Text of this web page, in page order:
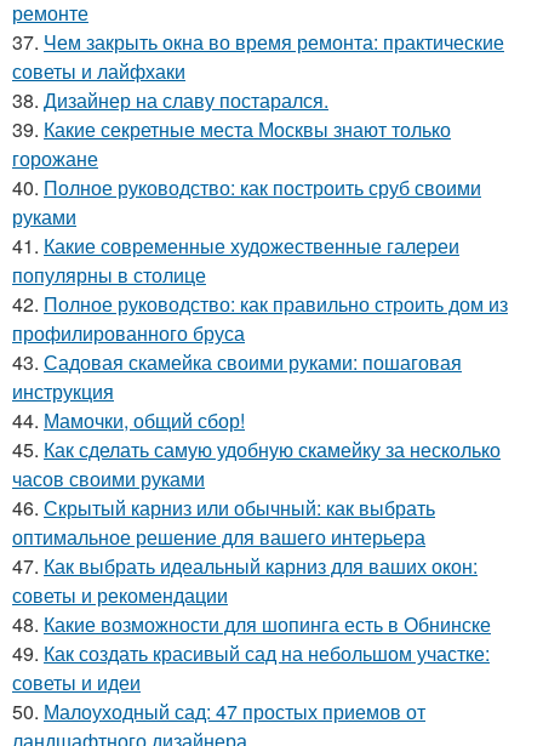
ремонте
37. Чем закрыть окна во время ремонта: практические
советы и лайфхаки
38. Дизайнер на славу постарался.
39. Какие секретные места Москвы знают только
горожане
40. Полное руководство: как построить сруб своими
руками
41. Какие современные художественные галереи
популярны в столице
42. Полное руководство: как правильно строить дом из
профилированного бруса
43. Садовая скамейка своими руками: пошаговая
инструкция
44. Мамочки, общий сбор!
45. Как сделать самую удобную скамейку за несколько
часов своими руками
46. Скрытый карниз или обычный: как выбрать
оптимальное решение для вашего интерьера
47. Как выбрать идеальный карниз для ваших окон:
советы и рекомендации
48. Какие возможности для шопинга есть в Обнинске
49. Как создать красивый сад на небольшом участке:
советы и идеи
50. Малоуходный сад: 47 простых приемов от